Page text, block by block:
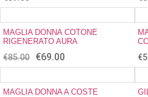
MAGLIA DONNA COTONE
RIGENERATO AURA
€85.00 €69.00 €
MAGLIA DONNA A COSTE